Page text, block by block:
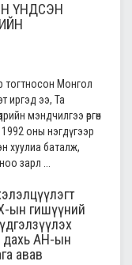
ҮНДСЭН
тогтносон Монгол
иргэд ээ, Та
мэндчилгээ өргөн
оны нэгдүгээр
хуулиа баталж,
зарл ...
ын гишүүний
дахь АН-ын
авав